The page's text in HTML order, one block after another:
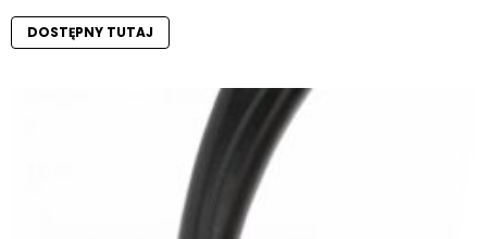
DOSTĘPNY TUTAJ